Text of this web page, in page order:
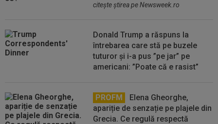
citeşte ştirea pe Newsweek.ro
Donald Trump a răspuns la
întrebarea care stă pe buzele
tuturor și i-a pus ”pe jar” pe
americani: ”Poate că e rasist”
PROFM
Elena Gheorghe,
apariție de senzație pe plajele din
Grecia. Ce regulă respectă